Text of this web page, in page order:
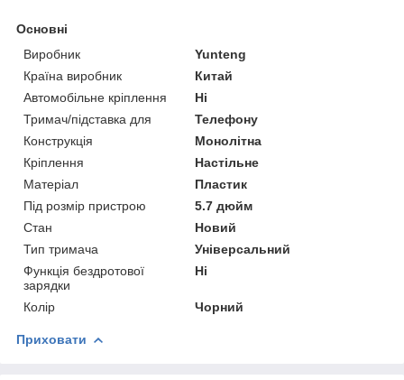
Основні
Виробник
Yunteng
Країна виробник
Китай
Автомобільне кріплення
Ні
Тримач/підставка для
Телефону
Конструкція
Монолітна
Кріплення
Настільне
Матеріал
Пластик
Під розмір пристрою
5.7 дюйм
Стан
Новий
Тип тримача
Універсальний
Функція бездротової
зарядки
Ні
Колір Чорний
Приховати